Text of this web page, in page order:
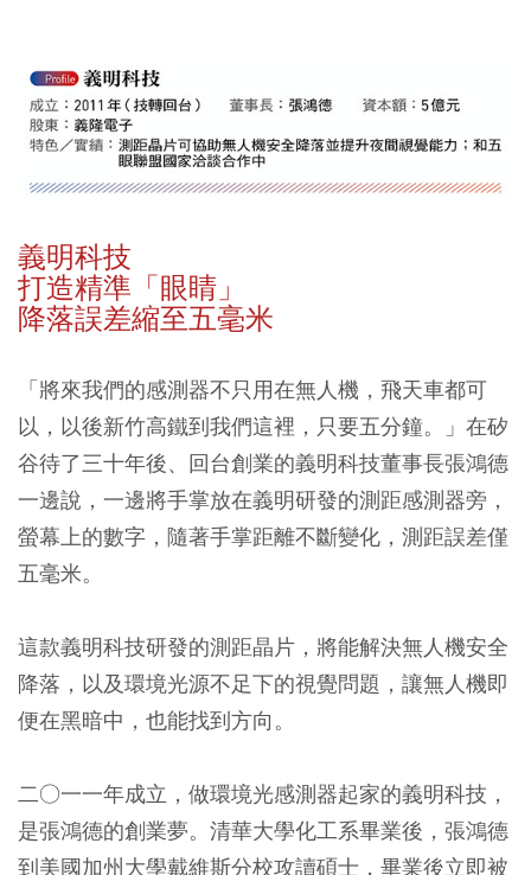
義明科技
打造精準「眼睛」
降落誤差縮至五毫米
「將來我們的感測器不只用在無人機，飛天車都可
以，以後新竹高鐵到我們這裡，只要五分鐘。」在矽
谷待了三十年後、回台創業的義明科技董事長張鴻德
一邊說，一邊將手掌放在義明研發的測距感測器旁，
螢幕上的數字，隨著手掌距離不斷變化，測距誤差僅
五毫米。
這款義明科技研發的測距晶片，將能解決無人機安全
降落，以及環境光源不足下的視覺問題，讓無人機即
便在黑暗中，也能找到方向。
二○一一年成立，做環境光感測器起家的義明科技，
是張鴻德的創業夢。清華大學化工系畢業後，張鴻德
到美國加州大學戴維斯分校攻讀碩士，畢業後立即被